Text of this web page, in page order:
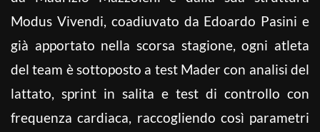
Modus Vivendi, coadiuvato da Edoardo Pasini e
già apportato nella scorsa stagione, ogni atleta
del team è sottoposto a test Mader con analisi del
lattato, sprint in salita e test di controllo con
frequenza cardiaca, raccogliendo così parametri